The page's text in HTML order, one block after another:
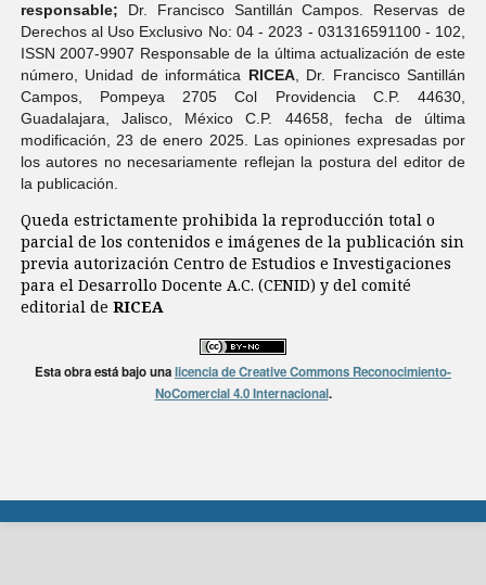
responsable; Dr. Francisco Santillán Campos. Reservas de
Derechos al Uso Exclusivo No: 04 - 2023 - 031316591100 - 102,
ISSN 2007-9907 Responsable de la última actualización de este
número, Unidad de informática RICEA, Dr. Francisco Santillán
Campos, Pompeya 2705 Col Providencia C.P. 44630,
Guadalajara, Jalisco, México C.P. 44658, fecha de última
modificación, 23 de enero 2025. Las opiniones expresadas por
los autores no necesariamente reflejan la postura del editor de
la publicación.
Queda estrictamente prohibida la reproducción total o
parcial de los contenidos e imágenes de la publicación sin
previa autorización Centro de Estudios e Investigaciones
para el Desarrollo Docente A.C. (CENID) y del comité
editorial de RICEA
Esta obra está bajo unalicencia de Creative Commons Reconocimiento-
NoComercial 4.0 Internacional.